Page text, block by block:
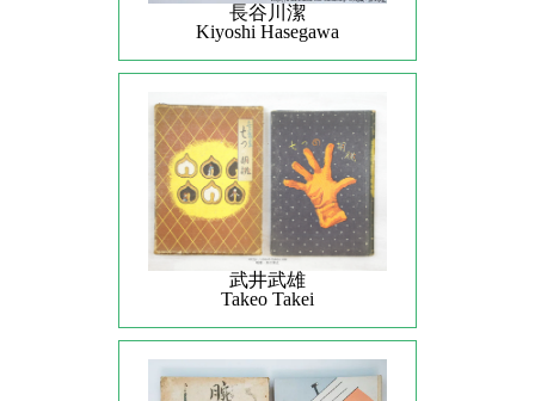
長谷川潔
Kiyoshi Hasegawa
武井武雄
Takeo Takei